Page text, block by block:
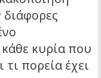
κάθε κυρία που
τι πορεία έχει